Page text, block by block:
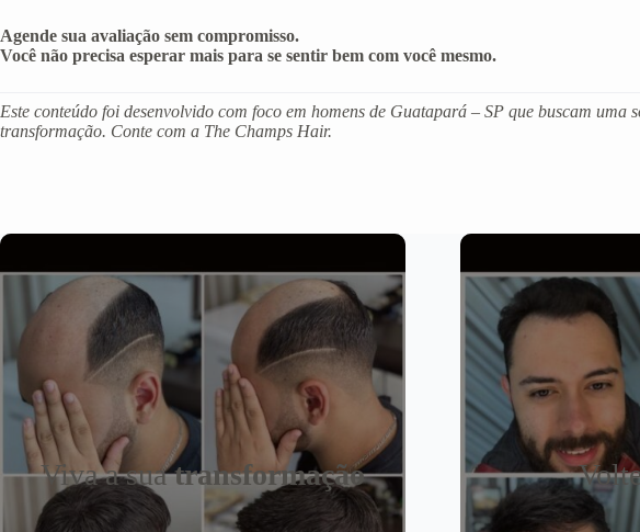
Agende sua avaliação sem compromisso.
Você não precisa esperar mais para se sentir bem com você mesmo.
Este conteúdo foi desenvolvido com foco em homens de Guatapará – SP que buscam
transformação. Conte com a The Champs Hair.
Viva a suatransformação